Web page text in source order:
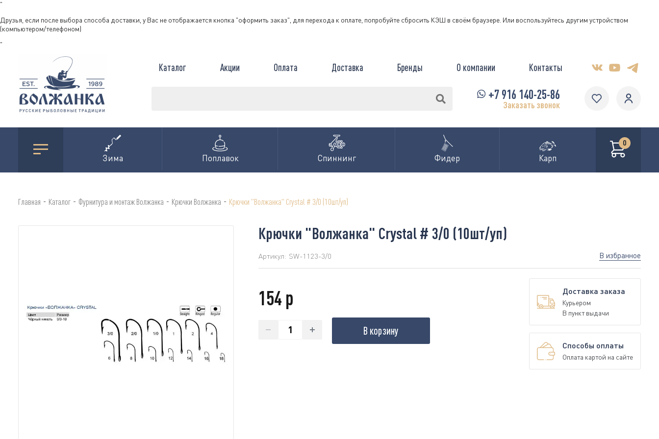
"
Друзья, если после выбора способа доставки, у Вас не отображается кнопка "оформить заказ", для перехода к оплате, попробуйте сбросить КЭШ в своём браузере. Или воспользуйтесь другим устройством
(компьютером/телефоном)
"
Каталог Акции Оплата Доставка Бренды О компании Контакты
+7 916 140-25-86
Заказать звонок
Зима Поплавок Спиннинг Фидер Карп
0
Главная - Каталог - Фурнитура и монтаж Волжанка - Крючки Волжанка - Крючки "Волжанка" Crystal # 3/0 (10шт/уп)
Крючки "Волжанка" Crystal # 3/0 (10шт/уп)
Артикул: SW-1123-3/0 В избранное
154 р
В корзину
Доставка заказа
Курьером
В пункт выдачи
Способы оплаты
Оплата картой на сайте